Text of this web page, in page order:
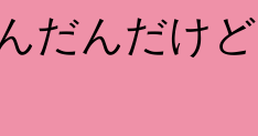
だんだけ